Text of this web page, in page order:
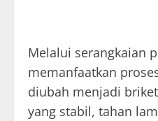
Melalui serangkaian
memanfaatkan
diubah menjadi
yang stabil, tahan